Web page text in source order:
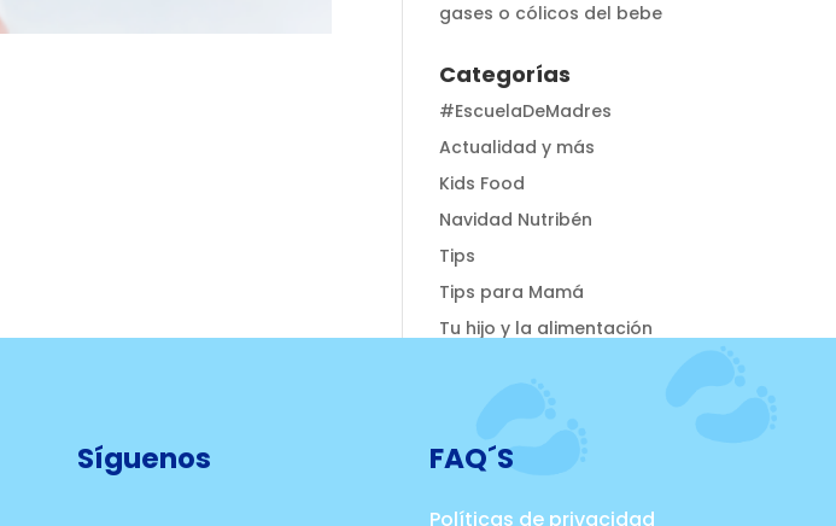
gases o cólicos del bebe
Categorías
#EscuelaDeMadres
Actualidad y más
Kids Food
Navidad Nutribén
Tips
Tips para Mamá
Tu hijo y la alimentación
Síguenos FAQ´S
Políticas de privacidad